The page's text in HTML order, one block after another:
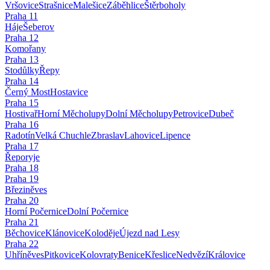
VršoviceStrašniceMalešiceZáběhliceŠtěrboholy
Praha 11
HájeŠeberov
Praha 12
Komořany
Praha 13
StodůlkyŘepy
Praha 14
Černý MostHostavice
Praha 15
HostivařHorní MěcholupyDolní MěcholupyPetroviceDubeč
Praha 16
RadotínVelká ChuchleZbraslavLahoviceLipence
Praha 17
Řeporyje
Praha 18
Praha 19
Březiněves
Praha 20
Horní PočerniceDolní Počernice
Praha 21
BěchoviceKlánoviceKolodějeÚjezd nad Lesy
Praha 22
UhříněvesPitkoviceKolovratyBeniceKřesliceNedvězíKrálovice